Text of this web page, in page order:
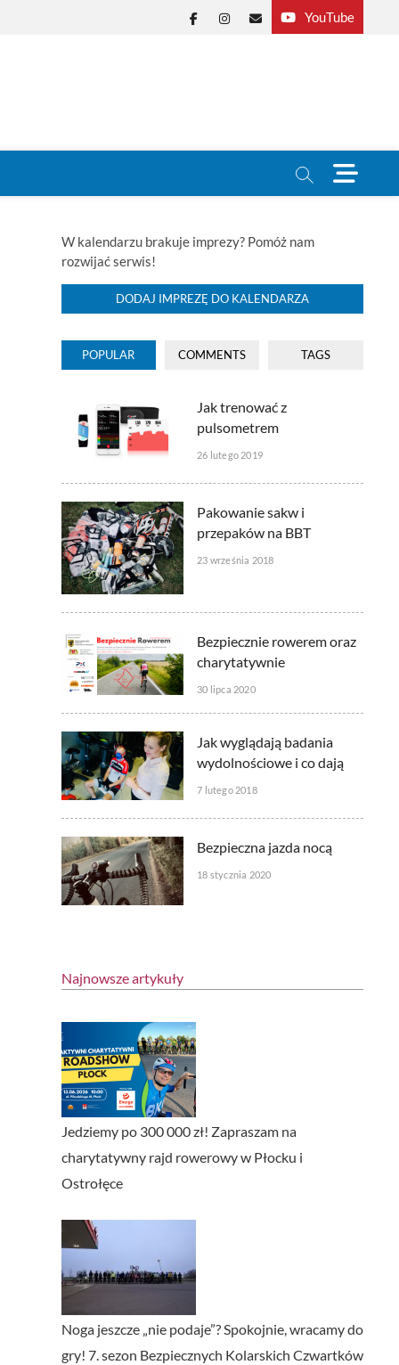
YouTube
Facebook
Instagram
E-
M
e
n
o
W kalendarzu brakuje imprezy? Pomóż nam
rozwijać serwis!
DODAJ IMPREZĘ DO KALENDARZA
POPULAR COMMENTS TAGS
Jak trenować z
pulsometrem
26 lutego 2019
Pakowanie sakw i
przepaków na BBT
23 września 2018
Bezpiecznie rowerem oraz
charytatywnie
30 lipca 2020
Jak wyglądają badania
wydolnościowe i co dają
7 lutego 2018
Bezpieczna jazda nocą
18 stycznia 2020
Najnowsze artykuły
Jedziemy po 300 000 zł! Zapraszam na
charytatywny rajd rowerowy w Płocku i
Ostrołęce
Noga jeszcze „nie podaje”? Spokojnie, wracamy do
gry! 7. sezon Bezpiecznych Kolarskich Czwartków